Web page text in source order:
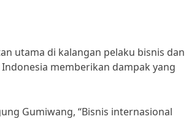
utama di kalangan pelaku bisnis dan
memberikan dampak yang
Gumiwang, “Bisnis internasional